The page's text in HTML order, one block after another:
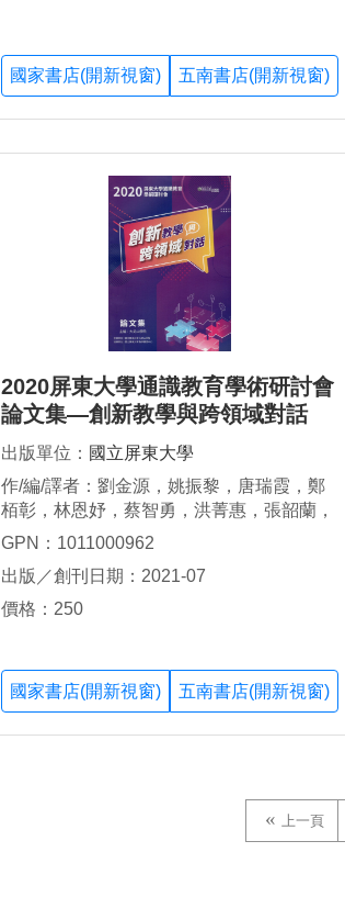
國家書店(開新視窗) 五南書店(開新視窗)
2020屏東大學通識教育學術研討會
論文集—創新教學與跨領域對話
出版單位： 國立屏東大學
作/編/譯者：劉金源，姚振黎，唐瑞霞，鄭
栢彰，林恩妤，蔡智勇，洪菁惠，張韶蘭，
蕭勳鍾，柯玲琴，何瑞峰，陳炳方，劉曉
隆旭，張重金，劉澤佳，蔡士瑋
GPN：1011000962
出版／創刊日期：2021-07
價格：250
國家書店(開新視窗) 五南書店(開新視窗)
上一頁